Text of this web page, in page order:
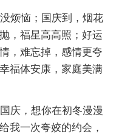
烦恼；国庆到，烟花
，福星高高照；好运
，难忘掉，感情更夸
福体安康，家庭美满
庆，想你在初冬漫漫
我一次夸姣的约会，